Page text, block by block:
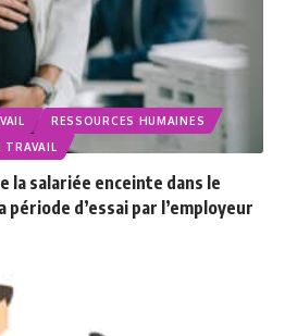
RESSOURCES HUMAINES
TRAVAIL
salariée enceinte dans le
d’essai par l’employeur